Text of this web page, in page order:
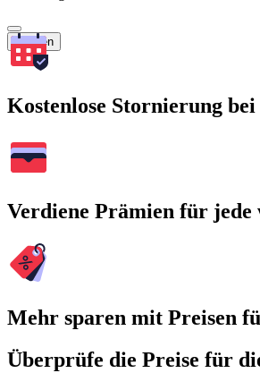
Suchen
Kostenlose Stornierung
Verdiene Prämien für jede
Mehr sparen mit Preisen
Überprüfe die Preise für